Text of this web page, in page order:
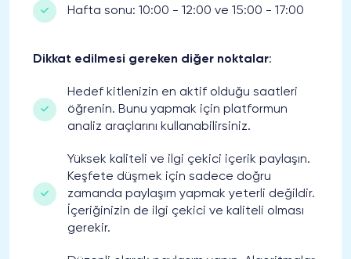
Hafta sonu: 10:00 - 12:00 ve 15:00 - 17:00
Dikkat edilmesi gereken diğer noktalar:
Hedef kitlenizin en aktif olduğu saatleri
öğrenin. Bunu yapmak için platformun
analiz araçlarını kullanabilirsiniz.
Yüksek kaliteli ve ilgi çekici içerik paylaşın.
Keşfete düşmek için sadece doğru
zamanda paylaşım yapmak yeterli değildir.
İçeriğinizin de ilgi çekici ve kaliteli olması
gerekir.